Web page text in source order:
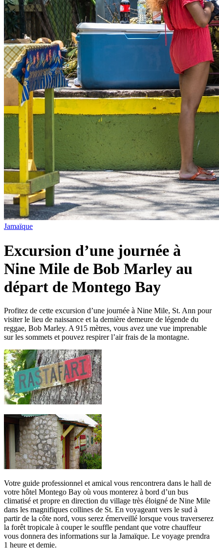
Jamaïque
Excursion d’une journée à
Nine Mile de Bob Marley au
départ de Montego Bay
Profitez de cette excursion d’une journée à Nine Mile, St. Ann pour
visiter le lieu de naissance et la dernière demeure de légende du
reggae, Bob Marley. A 915 mètres, vous avez une vue imprenable
sur les sommets et pouvez respirer l’air frais de la montagne.
Votre guide professionnel et amical vous rencontrera dans le hall de
votre hôtel Montego Bay où vous monterez à bord d’un bus
climatisé et propre en direction du village très éloigné de Nine Mile
dans les magnifiques collines de St. En voyageant vers le sud à
partir de la côte nord, vous serez émerveillé lorsque vous traverserez
la forêt tropicale à couper le souffle pendant que votre chauffeur
vous donnera des informations sur la Jamaïque. Le voyage prendra
1 heure et demie.